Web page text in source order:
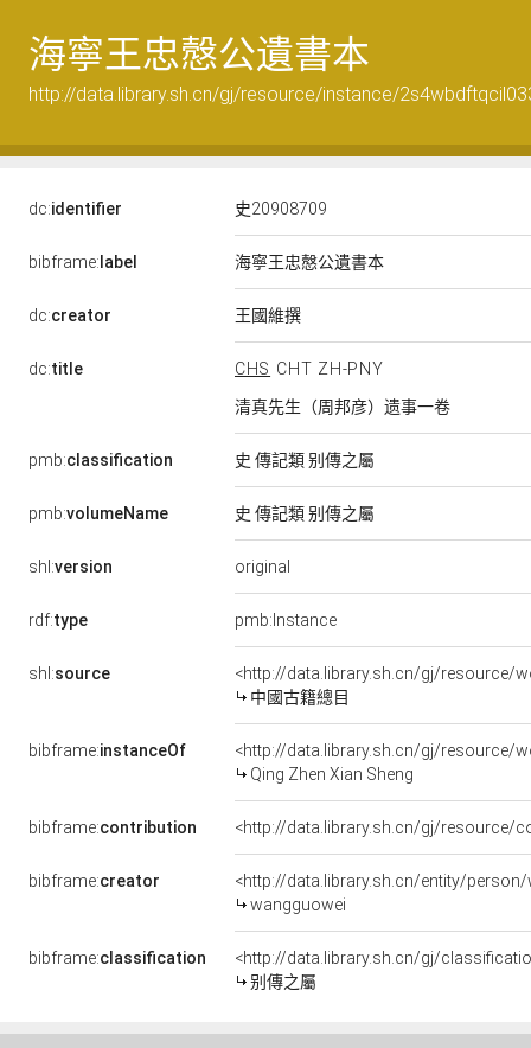
海寧王忠慤公遺書本
http://data.library.sh.cn/gj/resource/instance/
dc:identifier 史20908709
bibframe: label 海寧王忠慤公遺書本
dc:creator 王國維撰
dc:title CHS CHT ZH-PNY
清真先生（周邦彦）遗事一卷
pmb:classification 史 傳記類 别傳之屬
pmb:volumeName 史 傳記類 别傳之屬
shl:version original
rdf:type pmb:Instance
shl:source
<http://data.library.sh.cn/gj/resource/
中國古籍總目
bibframe:instanceOf
<http://data.library.sh.cn/gj/resource/
Qing Zhen Xian Sheng
bibframe:contribution <http://data.library.sh.cn/gj/resource/
bibframe:creator
<http://data.library.sh.cn/entity/
wangguowei
bibframe:classification
<http://data.library.sh.cn/gj/
别傳之屬